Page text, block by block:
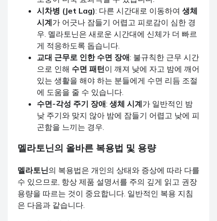
시차병 (Jet Lag): 다른 시간대로 이동하여 생체
시계가 어긋나 잠들기 어렵고 피로감이 심한 경
우. 멜라토닌은 새로운 시간대에 신체가 더 빠르
게 적응하도록 돕습니다.
교대 근무로 인한 수면 장애: 불규칙한 근무 시간
으로 인해 수면 패턴이 깨져 낮에 자고 밤에 깨어
있는 생활을 해야 하는 분들에게 수면 리듬 조절
에 도움을 줄 수 있습니다.
수면-각성 주기 장애: 생체 시계가 일반적인 밤
낮 주기와 맞지 않아 밤에 잠들기 어렵고 낮에 피
곤함을 느끼는 경우.
멜라토닌의 올바른 복용법 및 용량
멜라토닌의 복용법은 개인의 상태와 증상에 따라 다를
수 있으므로, 항상 제품 설명서를 주의 깊게 읽고 권장
용량을 따르는 것이 중요합니다. 일반적인 복용 지침
은 다음과 같습니다.